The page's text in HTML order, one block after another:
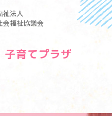
祉法人
会福祉協議会
子育てプラザ